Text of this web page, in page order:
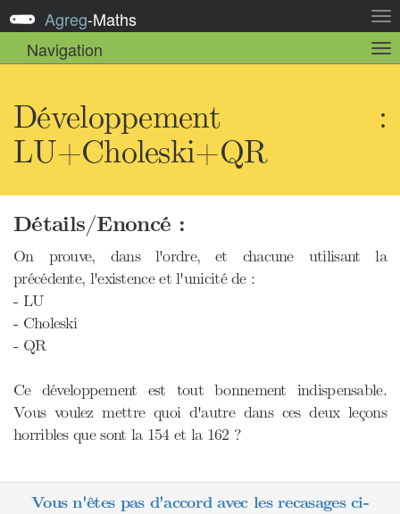
la
Agreg-Maths
Navigation
la
Développement :
LU+Choleski+QR
Détails/Enoncé :
On prouve, dans l'ordre, et chacune utilisant la
précédente, l'existence et l'unicité de :
- LU
- Choleski
- QR
Ce développement est tout bonnement indispensable.
Vous voulez mettre quoi d'autre dans ces deux leçons
horribles que sont la 154 et la 162 ?
Vous n'êtes pas d'accord avec les recasages ci-